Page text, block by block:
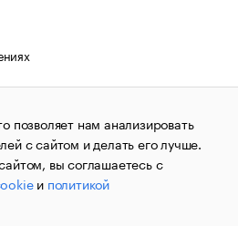
О соблюдении авторских прав
1995–2026.Сообщения
агентства «РБК»
службой по надзору в сфере
и массовых
09.12.2015 за номером ИА
пометкой «РБК». Отдельные
информацию,
позволяет нам анализировать
с сайтом и делать его лучше.
вы соглашаетесь с
и политикой